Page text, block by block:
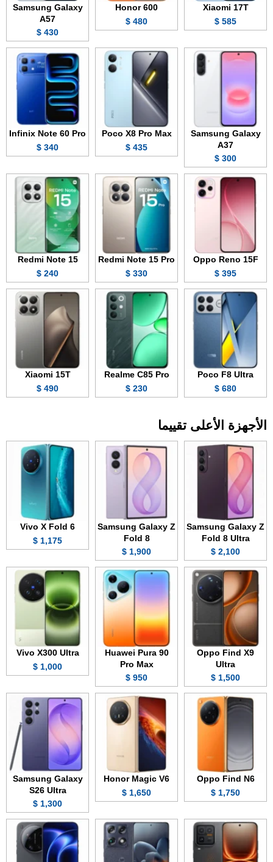
Xiaomi 17T
585 $
Honor 600
480 $
Samsung Galaxy
A57
430 $
Samsung Galaxy
A37
300 $
Poco X8 Pro Max
435 $
Infinix Note 60 Pro
340 $
Oppo Reno 15F
395 $
Redmi Note 15 Pro
330 $
Redmi Note 15
240 $
Poco F8 Ultra
680 $
Realme C85 Pro
230 $
Xiaomi 15T
490 $
الأجهزة الأعلى تقييما
Samsung Galaxy Z
Fold 8 Ultra
2,100 $
Samsung Galaxy Z
Fold 8
1,900 $
Vivo X Fold 6
1,175 $
Oppo Find X9
Ultra
1,500 $
Huawei Pura 90
Pro Max
950 $
Vivo X300 Ultra
1,000 $
Oppo Find N6
1,750 $
Honor Magic V6
1,650 $
Samsung Galaxy
S26 Ultra
1,300 $